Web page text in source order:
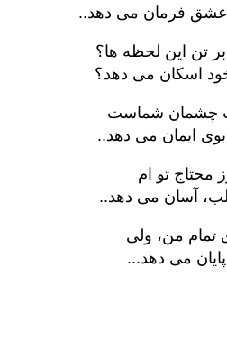
عشق فرمان می دهد..
تن این لحظه ها؟
اسکان می دهد؟
چشمان شماست
ایمان می دهد..
محتاج تو ام
آسان می دهد..
تمام من، ولی
می دهد...